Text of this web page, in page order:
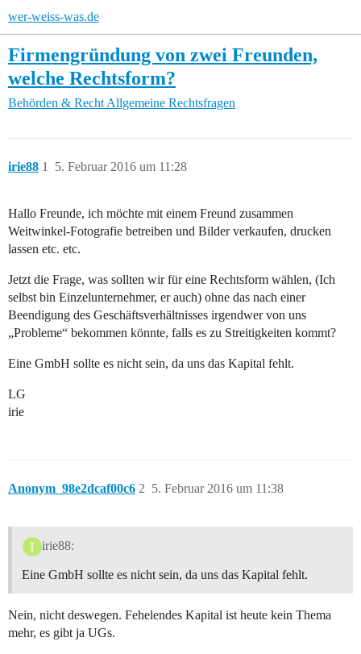
wer-weiss-was.de
Firmengründung von zwei Freunden,
welche Rechtsform?
Behörden & Recht Allgemeine Rechtsfragen
irie88 5. Februar 2016 um 11:28
1
Hallo Freunde, ich möchte mit einem Freund zusammen
Weitwinkel-Fotografie betreiben und Bilder verkaufen, drucken
lassen etc. etc.
Jetzt die Frage, was sollten wir für eine Rechtsform wählen, (Ich
selbst bin Einzelunternehmer, er auch) ohne das nach einer
Beendigung des Geschäftsverhältnisses irgendwer von uns
„Probleme“ bekommen könnte, falls es zu Streitigkeiten kommt?
Eine GmbH sollte es nicht sein, da uns das Kapital fehlt.
LG
irie
Anonym_98e2dcaf00c6 5. Februar 2016 um 11:38
2
irie88:
Eine GmbH sollte es nicht sein, da uns das Kapital fehlt.
Nein, nicht deswegen. Fehelendes Kapital ist heute kein Thema
mehr, es gibt ja UGs.